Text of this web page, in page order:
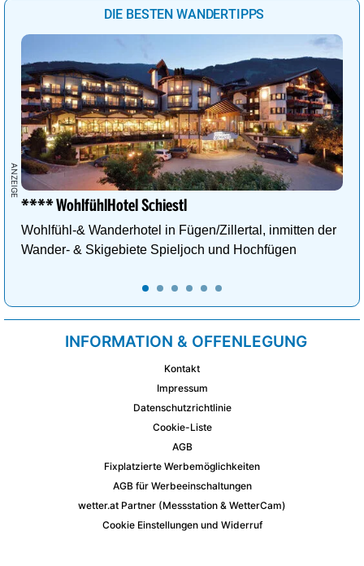
DIE BESTEN WANDERTIPPS
**** WohlfühlHotel Schiestl
Wohlfühl-& Wanderhotel in Fügen/Zillertal, inmitten der
Wander- & Skigebiete Spieljoch und Hochfügen
INFORMATION & OFFENLEGUNG
Kontakt
Impressum
Datenschutzrichtlinie
Cookie-Liste
AGB
Fixplatzierte Werbemöglichkeiten
AGB für Werbeeinschaltungen
wetter.at Partner (Messstation & WetterCam)
Cookie Einstellungen und Widerruf